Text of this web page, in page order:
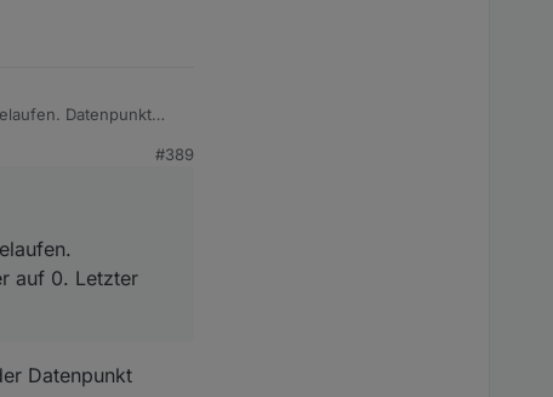
Datenpunkt
#389
auf 0. Letzter
Datenpunkt